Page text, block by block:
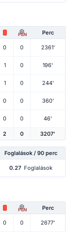
PEN Perc
0 0 2361'
1 0 196'
1 0 244'
0 0 360'
0 0 46'
2 0 3207'
Foglalások / 90 perc
0.27 Foglalások
PEN Perc
0 0 2677'